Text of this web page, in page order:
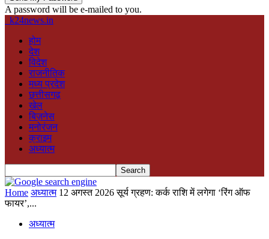
A password will be e-mailed to you.
k24news.in
होम
देश
विदेश
राजनीतिक
मध्य प्रदेश
छत्तीसगढ़
खेल
बिज़नेस
मनोरंजन
क्राइम
अध्यात्म
Home अध्यात्म 12 अगस्त 2026 सूर्य ग्रहण: कर्क राशि में लगेगा ‘रिंग ऑफ
फायर’,...
अध्यात्म